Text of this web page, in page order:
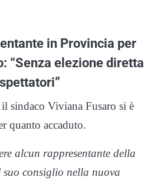
in Provincia per
“Senza elezione diretta
sindaco Viviana Fusaro si è
quanto accaduto.
alcun rappresentante della
consiglio nella nuova